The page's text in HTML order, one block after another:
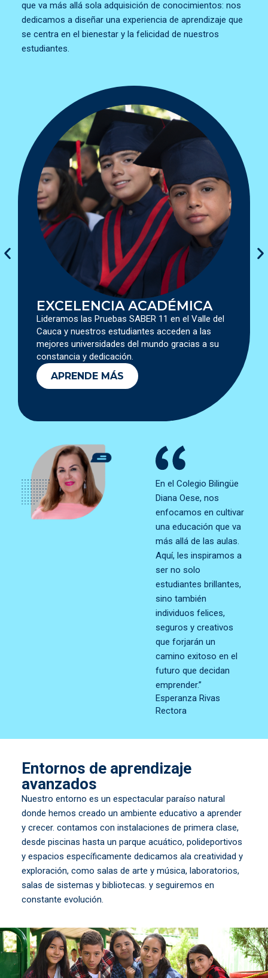
que va más allá sola adquisición de conocimientos: nos
dedicamos a diseñar una experiencia de aprendizaje que
se centra en el bienestar y la felicidad de nuestros
estudiantes.
EXCELENCIA ACADÉMICA
Lideramos las Pruebas SABER 11 en el Valle del
Cauca y nuestros estudiantes acceden a las
mejores universidades del mundo gracias a su
constancia y dedicación.
APRENDE MÁS
En el Colegio Bilingüe
Diana Oese, nos
enfocamos en cultivar
una educación que va
más allá de las aulas.
Aquí, les inspiramos a
ser no solo
estudiantes brillantes,
sino también
individuos felices,
seguros y creativos
que forjarán un
camino exitoso en el
futuro que decidan
emprender.”
Esperanza Rivas
Rectora
Entornos de aprendizaje
avanzados
Nuestro entorno es un espectacular paraíso natural
donde hemos creado un ambiente educativo a aprender
y crecer. contamos con instalaciones de primera clase,
desde piscinas hasta un parque acuático, polideportivos
y espacios específicamente dedicamos ala creatividad y
exploración, como salas de arte y música, laboratorios,
salas de sistemas y bibliotecas. y seguiremos en
constante evolución.